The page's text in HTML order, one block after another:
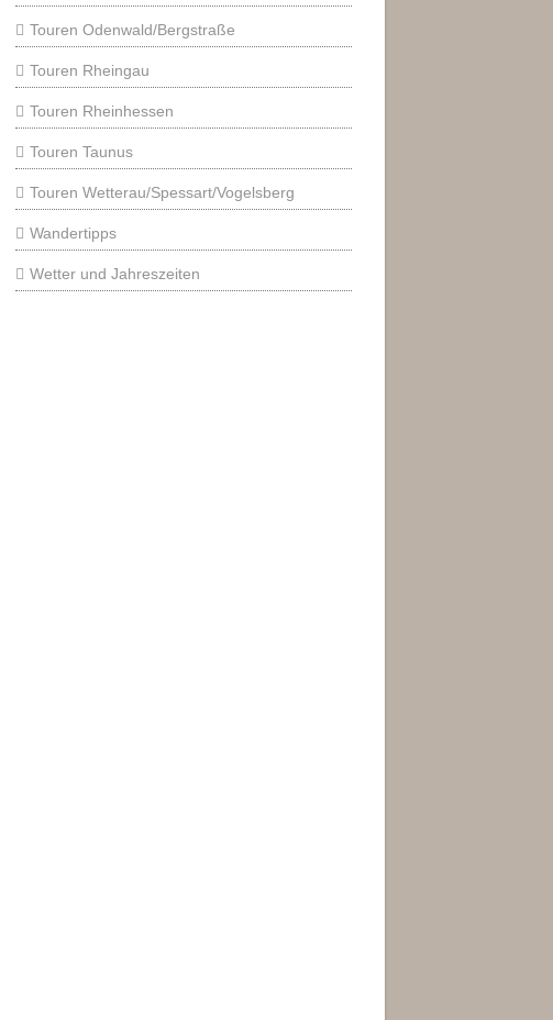
Touren Odenwald/Bergstraße
Touren Rheingau
Touren Rheinhessen
Touren Taunus
Touren Wetterau/Spessart/Vogelsberg
Wandertipps
Wetter und Jahreszeiten